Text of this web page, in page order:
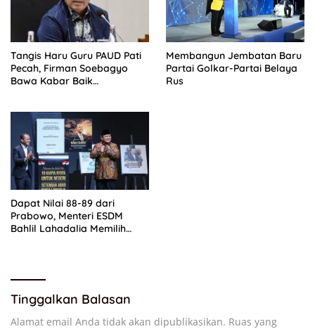
Tangis Haru Guru PAUD Pati
Pecah, Firman Soebagyo
Bawa Kabar Baik
Membangun Jembatan Baru
Partai Golkar-Partai Belaya
Rus
Dapat Nilai 88-89 dari
Prabowo, Menteri ESDM
Bahlil Lahadalia Memilih
Tinggalkan Balasan
Alamat email Anda tidak akan dipublikasikan. Ruas yang